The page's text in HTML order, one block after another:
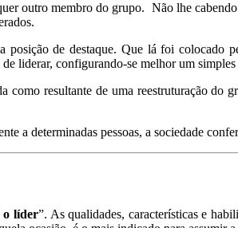
outro membro do grupo. Não lhe
de destaque. Que lá foi colocado
liderar, configurando‐se melhor um
resultante de uma reestruturação do
a determinadas pessoas, a sociedade
o líder”. As qualidades, características e